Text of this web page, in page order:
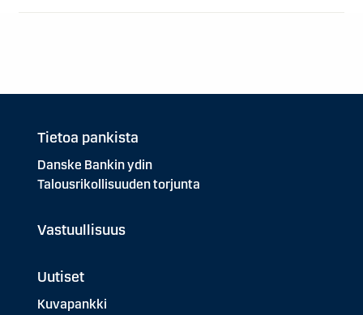
Tietoa pankista
Danske Bankin ydin
Talousrikollisuuden torjunta
Vastuullisuus
Uutiset
Kuvapankki